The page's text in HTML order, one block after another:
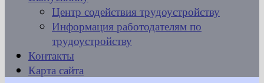
Центр содействия трудоустройству
Информация работодателям по
трудоустройству
Контакты
Карта сайта